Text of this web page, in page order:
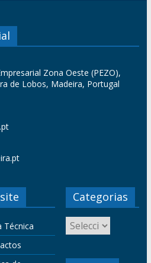
Zona Oeste (PEZO),
de Lobos, Madeira, Portugal
Técnica
Categorias